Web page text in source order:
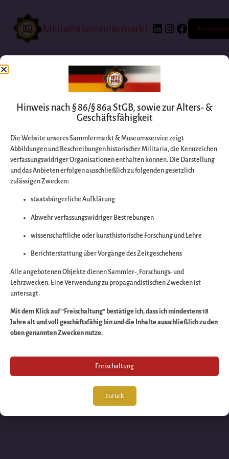
Militariasammlermarkt Anmelden
Entschuldigen Sie
bitte die
Wir arbeiten an
großartigen Sache
schauen Sie bald
wieder vorbei!
Hinweis nach § 86/§ 86a StGB, sowie zur Alters- &
Geschäftsfähigkeit
Die Website unseres Sammlermarkt & Museumsservice zeigt
Abbildungen und Beschreibungen historischer Militaria, die Kennzeichen
verfassungswidriger Organisationen enthalten können. Die Darstellung
und das Anbieten erfolgen ausschließlich zu folgenden gesetzlich
zulässigen Zwecken:
staatsbürgerliche Aufklärung
Abwehr verfassungswidriger Bestrebungen
wissenschaftliche oder kunsthistorische Forschung und Lehre
Berichterstattung über Vorgänge des Zeitgeschehens
Alle angebotenen Objekte dienen Sammler-, Forschungs- und
Lehrzwecken. Eine Verwendung zu propagandistischen Zwecken ist
untersagt.
Mit dem Klick auf “Freischaltung” bestätige ich, dass ich mindestens 18
Jahre alt und voll geschäftsfähig bin und die Inhalte ausschließlich zu den
oben genannten Zwecken nutze.
Freischaltung
zurück